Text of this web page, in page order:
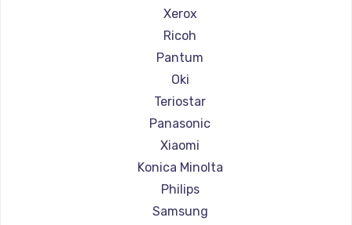
Xerox
Ricoh
Pantum
Oki
Teriostar
Panasonic
Xiaomi
Konica Minolta
Philips
Samsung